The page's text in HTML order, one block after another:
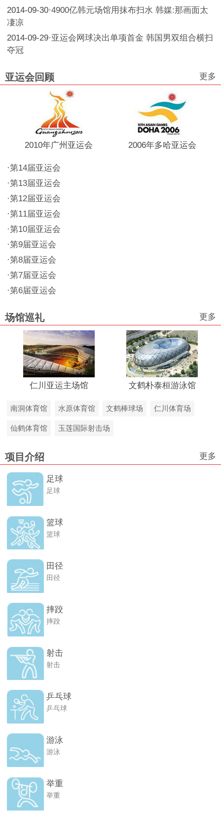
2014-09-30·4900亿韩元场馆用抹布扫水 韩媒:那画面太
凄凉
2014-09-29·亚运会网球决出单项首金 韩国男双组合横扫
夺冠
亚运会回顾 更多
2010年广州亚运会 2006年多哈亚运会
·第14届亚运会
·第13届亚运会
·第12届亚运会
·第11届亚运会
·第10届亚运会
·第9届亚运会
·第8届亚运会
·第7届亚运会
·第6届亚运会
场馆巡礼 更多
仁川亚运主场馆 文鹤朴泰桓游泳馆
南洞体育馆 水原体育馆 文鹤棒球场 仁川体育场
仙鹤体育馆 玉莲国际射击场
项目介绍 更多
足球
足球
篮球
篮球
田径
田径
摔跤
摔跤
射击
射击
乒乓球
乒乓球
游泳
游泳
举重
举重